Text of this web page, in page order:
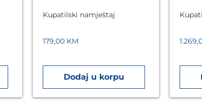
Kupatilski namještaj
179,00 KM
Dodaj u korpu